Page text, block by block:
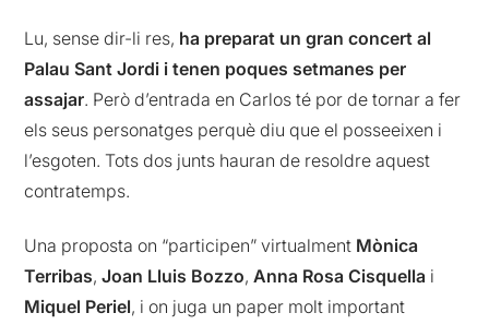
Lu, sense dir-li res, ha preparat un gran concert al
Palau Sant Jordi i tenen poques setmanes per
assajar. Però d’entrada en Carlos té por de tornar a fer
els seus personatges perquè diu que el posseeixen i
l’esgoten. Tots dos junts hauran de resoldre aquest
contratemps.
Una proposta on “participen” virtualment Mònica
Terribas,Joan Lluis Bozzo,Anna Rosa Cisquella i
Miquel Periel, i on juga un paper molt important